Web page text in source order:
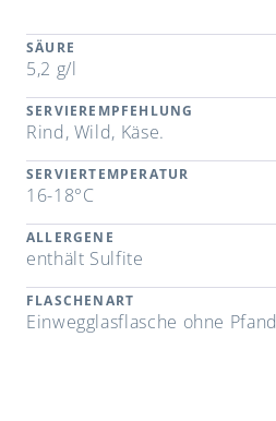
SÄURE
5,2 g/l
SERVIEREMPFEHLUNG
Rind, Wild, Käse.
SERVIERTEMPERATUR
16-18°C
ALLERGENE
enthält Sulfite
FLASCHENART
Einwegglasflasche ohne Pfand